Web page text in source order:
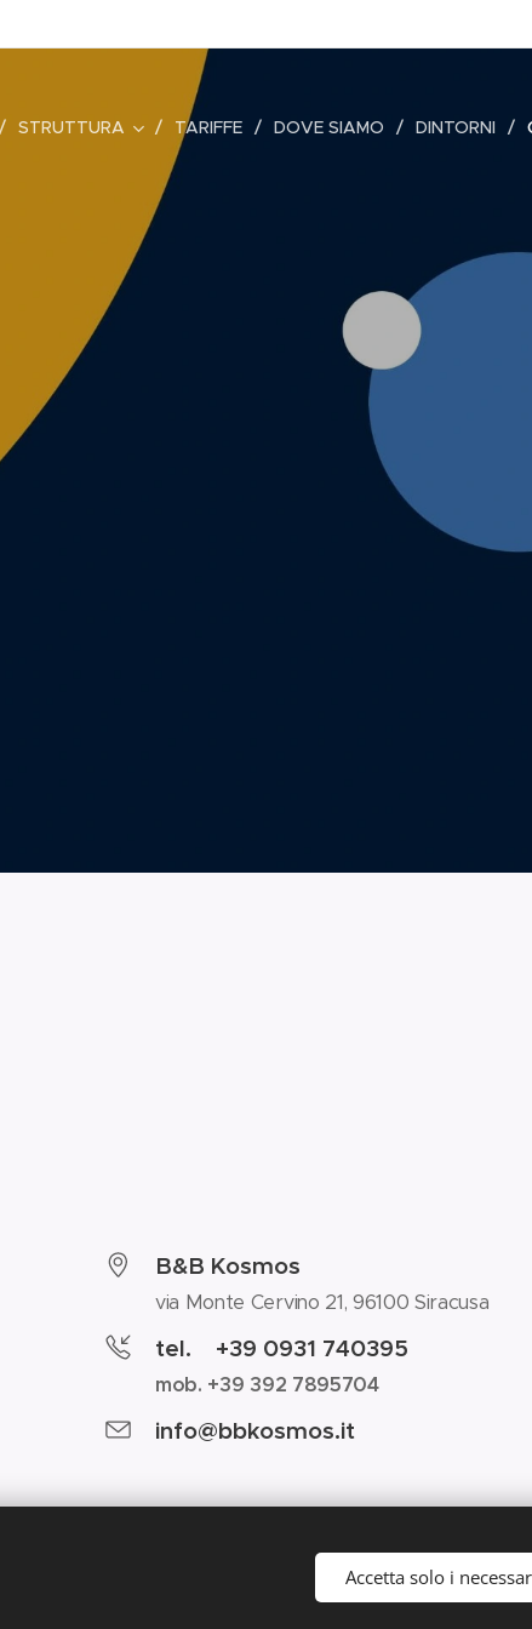
STRUTTURA TARIFFE DOVE SIAMO DINTORNI
B&B Kosmos
via Monte Cervino 21, 96100 Siracusa
tel. +39 0931 740395
mob. +39 392 7895704
info@bbkosmos.it
Accetta solo i